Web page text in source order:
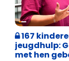
167
jeugdhulp:
met hen